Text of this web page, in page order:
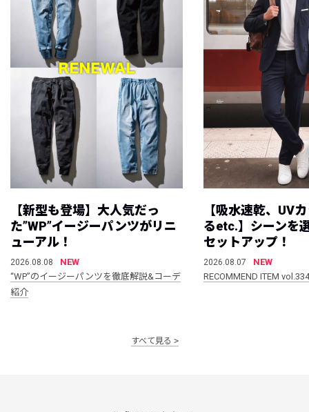
【新型も登場】大人気だっ
た”WP”イージーパンツがリニ
ューアル！
2026.08.08
NEW
“WP”のイージーパンツを徹底解説&コーデ
紹介
【吸水速乾、UV
るetc.】シーンを
セットアップ！
2026.08.07
NEW
RECOMMEND ITEM vol.334
すべて見る